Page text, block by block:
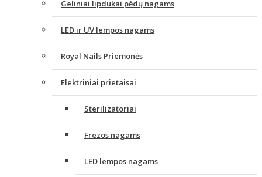
Geliniai lipdukai pėdų nagams
LED ir UV lempos nagams
Royal Nails Priemonės
Elektriniai prietaisai
Sterilizatoriai
Frezos nagams
LED lempos nagams